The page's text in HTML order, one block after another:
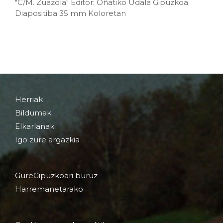
"C/M. Zuazola" Editor: Oñatiko Udala Gipuzkoa
Diapositiba 35 mm Koloretan
Herriak
Bildumak
Elkarlanak
Igo zure argazkia
GureGipuzkoari buruz
Harremanetarako